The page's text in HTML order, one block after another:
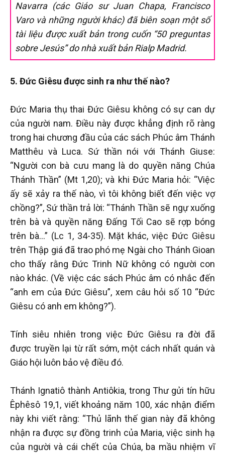
Navarra (các Giáo sư Juan Chapa, Francisco
Varo và những người khác) đã biên soạn một số
tài liệu được xuất bản trong cuốn “50 preguntas
sobre Jesús” do nhà xuất bản Rialp Madrid.
5. Đức Giêsu được sinh ra như thế nào?
Đức Maria thụ thai Đức Giêsu không có sự can dự
của người nam. Điều này được khẳng định rõ ràng
trong hai chương đầu của các sách Phúc âm Thánh
Matthêu và Luca. Sứ thần nói với Thánh Giuse:
“Người con bà cưu mang là do quyền năng Chúa
Thánh Thần” (Mt 1,20); và khi Đức Maria hỏi: “Việc
ấy sẽ xảy ra thế nào, vì tôi không biết đến việc vợ
chồng?”, Sứ thần trả lời: “Thánh Thần sẽ ngự xuống
trên bà và quyền năng Đấng Tối Cao sẽ rợp bóng
trên bà...” (Lc 1, 34-35). Mặt khác, việc Đức Giêsu
trên Thập giá đã trao phó mẹ Ngài cho Thánh Gioan
cho thấy rằng Đức Trinh Nữ không có người con
nào khác. (Về việc các sách Phúc âm có nhắc đến
“anh em của Đức Giêsu”, xem câu hỏi số 10 “Đức
Giêsu có anh em không?”).
Tính siêu nhiên trong việc Đức Giêsu ra đời đã
được truyền lại từ rất sớm, một cách nhất quán và
Giáo hội luôn bảo vệ điều đó.
Thánh Ignatiô thành Antiôkia, trong Thư gửi tín hữu
Êphêsô 19,1, viết khoảng năm 100, xác nhận điểm
này khi viết rằng: “Thủ lãnh thế gian này đã không
nhận ra được sự đồng trinh của Maria, việc sinh hạ
của người và cái chết của Chúa, ba mầu nhiệm vĩ